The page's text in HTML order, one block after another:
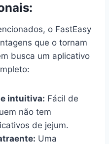
o FastEasy
que o tornam
busca um aplicativo
intuitiva: Fácil de
não tem
de jejum.
Uma